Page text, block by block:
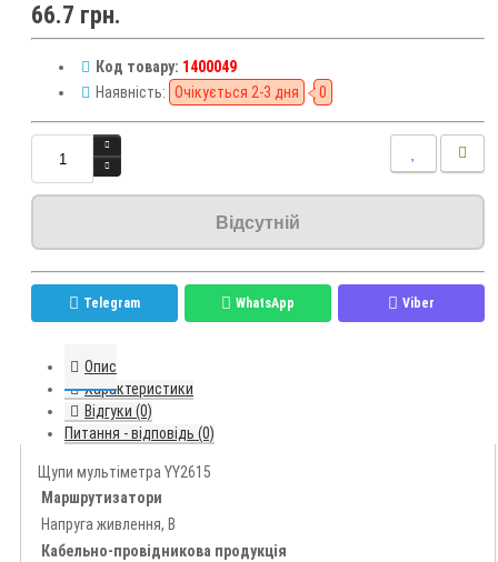
66.7 грн.
Код товару: 1400049
Наявність: Очікується 2-3 дня 0
Відсутній
Telegram WhatsApp Viber
Опис
Характеристики
Відгуки (0)
Питання - відповідь (0)
Щупи мультіметра YY2615
Маршрутизатори
Напруга живлення, В
Кабельно-провідникова продукція